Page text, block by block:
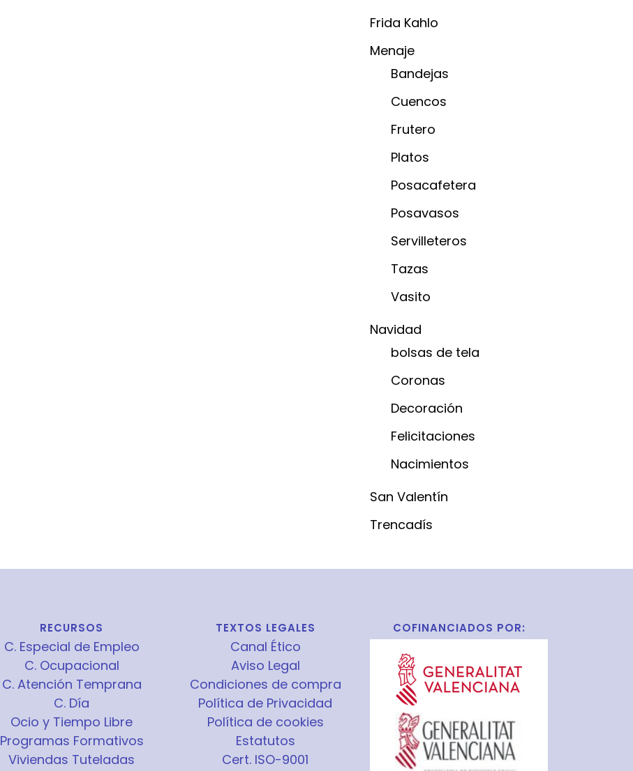
Frida Kahlo
Menaje
Bandejas
Cuencos
Frutero
Platos
Posacafetera
Posavasos
Servilleteros
Tazas
Vasito
Navidad
bolsas de tela
Coronas
Decoración
Felicitaciones
Nacimientos
San Valentín
Trencadís
RECURSOS
C. Especial de Empleo
C. Ocupacional
C. Atención Temprana
C. Día
Ocio y Tiempo Libre
Programas Formativos
Viviendas Tuteladas
TEXTOS LEGALES
Canal Ético
Aviso Legal
Condiciones de compra
Política de Privacidad
Política de cookies
Estatutos
Cert. ISO-9001
COFINANCIADOS POR: